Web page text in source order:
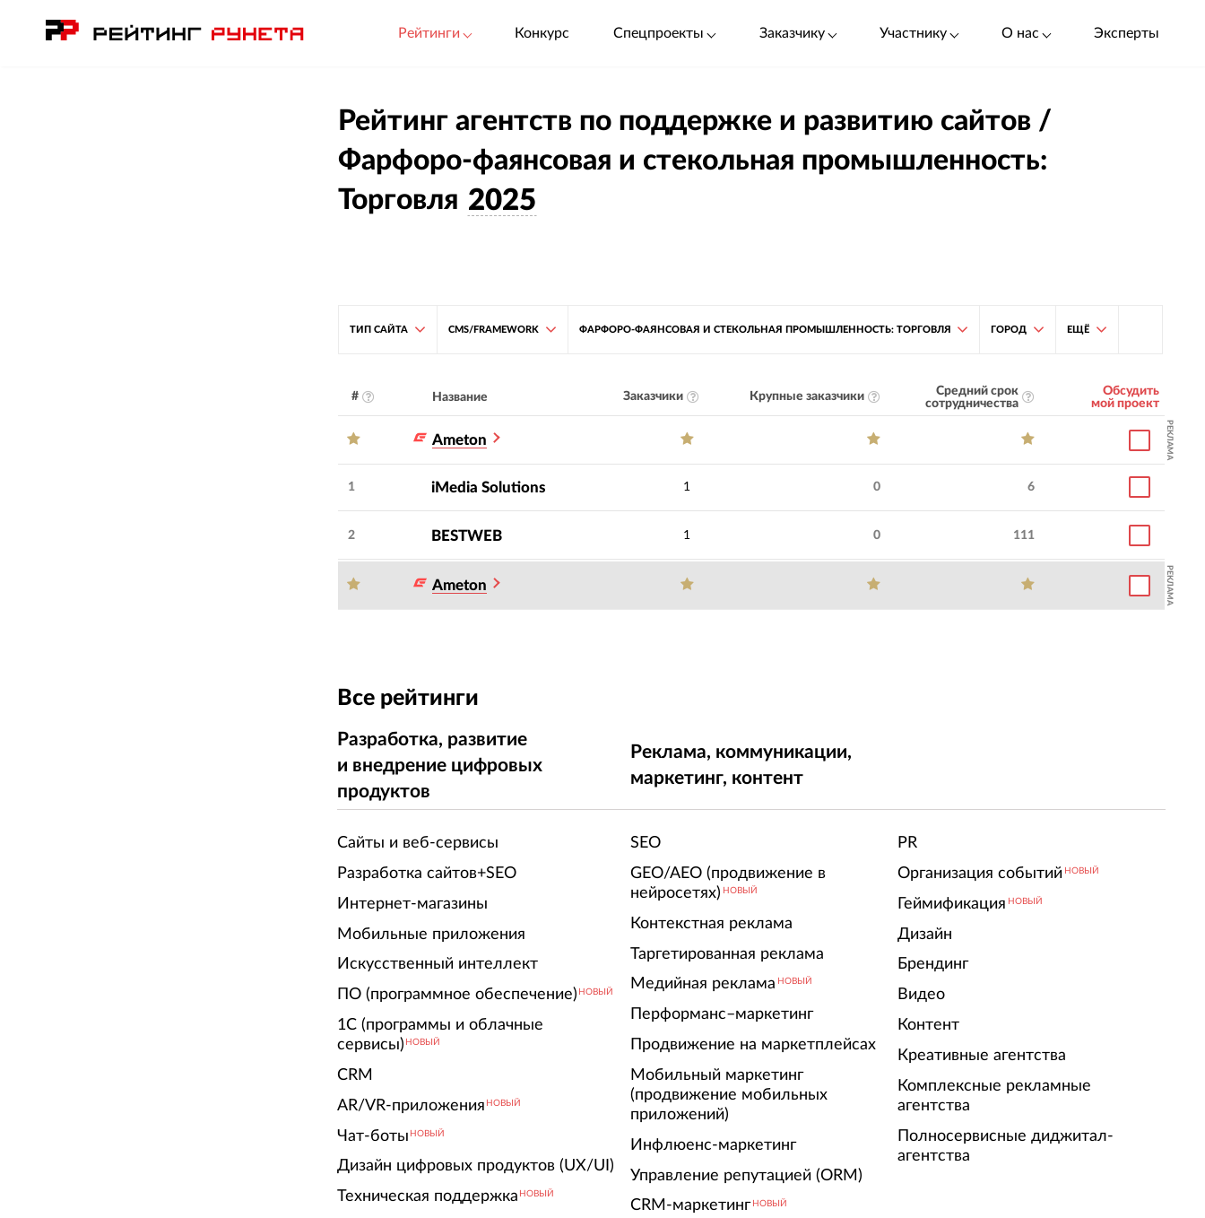
Рейтинги Конкурс Спецпроекты Заказчику Участнику О нас Эксперты
Рейтинг агентств по поддержке и развитию сайтов /
Фарфоро-фаянсовая и стекольная промышленность:
Торговля 2025
ТИП САЙТА CMS/FRAMEWORK ФАРФОРО-ФАЯНСОВАЯ И СТЕКОЛЬНАЯ ПРОМЫШЛЕННОСТЬ: ТОРГОВЛЯ ГОРОД ЕЩЁ
# Название Заказчики Крупные заказчики
Средний срок
сотрудничества
Обсудить
мой проект
Ameton РЕКЛАМА
1 iMedia Solutions 1 0 6
2 BESTWEB 1 0 111
Ameton РЕКЛАМА
Все рейтинги
Разработка, развитие
и внедрение цифровых
продуктов
Сайты и веб-сервисы
Разработка сайтов+SEO
Интернет-магазины
Мобильные приложения
Искусственный интеллект
ПО (программное обеспечение) НОВЫЙ
1С (программы и облачные
сервисы) НОВЫЙ
CRM
AR/VR-приложения НОВЫЙ
Чат-боты НОВЫЙ
Дизайн цифровых продуктов (UX/UI)
Техническая поддержка НОВЫЙ
Реклама, коммуникации,
маркетинг, контент
SEO
GEO/AEO (продвижение в
нейросетях) НОВЫЙ
Контекстная реклама
Таргетированная реклама
Медийная реклама НОВЫЙ
Перформанс–маркетинг
Продвижение на маркетплейсах
Мобильный маркетинг
(продвижение мобильных
приложений)
Инфлюенс-маркетинг
Управление репутацией (ORM)
CRM-маркетинг НОВЫЙ
PR
Организация событий НОВЫЙ
Геймификация НОВЫЙ
Дизайн
Брендинг
Видео
Контент
Креативные агентства
Комплексные рекламные
агентства
Полносервисные диджитал-
агентства